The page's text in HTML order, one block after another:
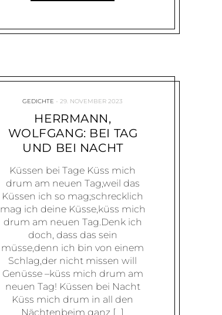
GEDICHTE 29. NOVEMBER 2023
HERRMANN,
WOLFGANG: BEI TAG
UND BEI NACHT
Küssen bei Tage Küss mich
drum am neuen Tag,weil das
Küssen ich so mag;schrecklich
mag ich deine Küsse,küss mich
drum am neuen Tag.Denk ich
doch, dass das sein
müsse,denn ich bin von einem
Schlag,der nicht missen will
Genüsse –küss mich drum am
neuen Tag! Küssen bei Nacht
Küss mich drum in all den
Nächtenbeim ganz […]